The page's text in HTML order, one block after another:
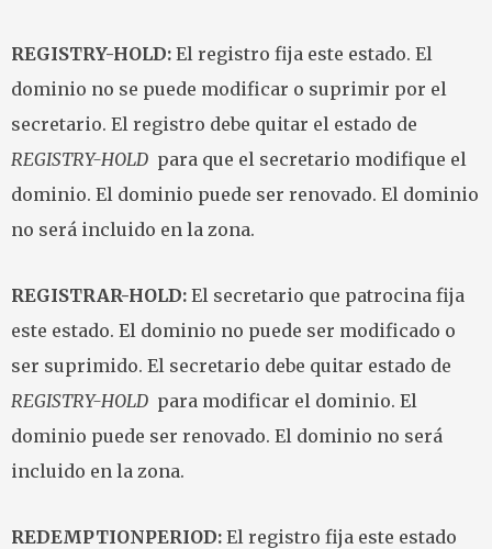
REGISTRY-HOLD: El registro fija este estado. El
dominio no se puede modificar o suprimir por el
secretario. El registro debe quitar el estado de
REGISTRY-HOLD para que el secretario modifique el
dominio. El dominio puede ser renovado. El dominio
no será incluido en la zona.
REGISTRAR-HOLD: El secretario que patrocina fija
este estado. El dominio no puede ser modificado o
ser suprimido. El secretario debe quitar estado de
REGISTRY-HOLD para modificar el dominio. El
dominio puede ser renovado. El dominio no será
incluido en la zona.
REDEMPTIONPERIOD: El registro fija este estado